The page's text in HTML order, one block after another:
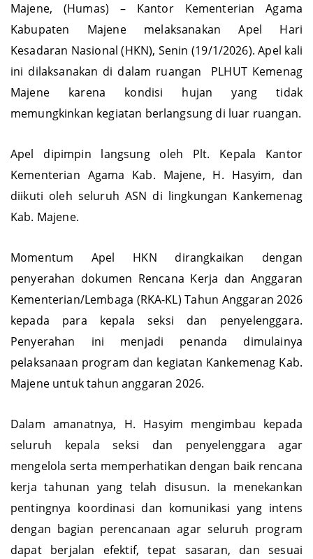
Majene, (Humas) – Kantor Kementerian Agama
Kabupaten Majene melaksanakan Apel Hari
Kesadaran Nasional (HKN), Senin (19/1/2026). Apel kali
ini dilaksanakan di dalam ruangan PLHUT Kemenag
Majene karena kondisi hujan yang tidak
memungkinkan kegiatan berlangsung di luar ruangan.
Apel dipimpin langsung oleh Plt. Kepala Kantor
Kementerian Agama Kab. Majene, H. Hasyim, dan
diikuti oleh seluruh ASN di lingkungan Kankemenag
Kab. Majene.
Momentum Apel HKN dirangkaikan dengan
penyerahan dokumen Rencana Kerja dan Anggaran
Kementerian/Lembaga (RKA-KL) Tahun Anggaran 2026
kepada para kepala seksi dan penyelenggara.
Penyerahan ini menjadi penanda dimulainya
pelaksanaan program dan kegiatan Kankemenag Kab.
Majene untuk tahun anggaran 2026.
Dalam amanatnya, H. Hasyim mengimbau kepada
seluruh kepala seksi dan penyelenggara agar
mengelola serta memperhatikan dengan baik rencana
kerja tahunan yang telah disusun. Ia menekankan
pentingnya koordinasi dan komunikasi yang intens
dengan bagian perencanaan agar seluruh program
dapat berjalan efektif, tepat sasaran, dan sesuai